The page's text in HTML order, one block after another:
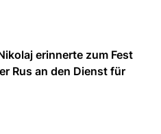
erinnerte zum Fest
Rus an den Dienst für